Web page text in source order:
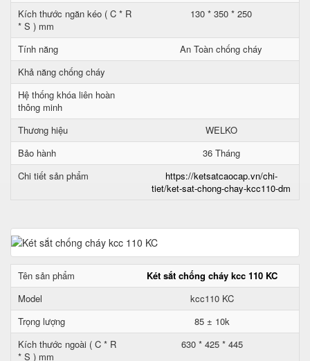
Kích thước ngăn kéo ( C * R
* S ) mm
130 * 350 * 250
Tính năng
An Toàn chống cháy
Khả năng chống cháy
Hệ thống khóa liên hoàn
thông minh
Thương hiệu
WELKO
Bảo hành
36 Tháng
Chi tiết sản phẩm
https://ketsatcaocap.vn/chi-
tiet/ket-sat-chong-chay-kcc110-dm
Tên sản phẩm
Két sắt chống cháy kcc 110 KC
Model
kcc110 KC
Trọng lượng
85 ± 10k
Kích thước ngoài ( C * R
* S ) mm
630 * 425 * 445